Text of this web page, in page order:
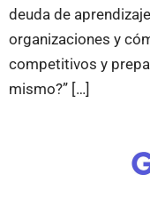
deuda de
organizaciones y
competitivos y
mismo?” […]